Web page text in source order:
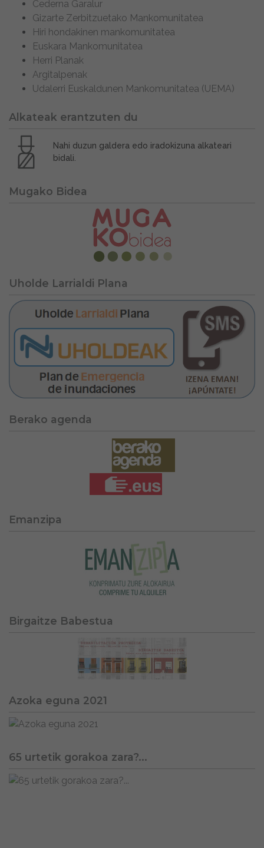
Cederna Garalur
Gizarte Zerbitzuetako Mankomunitatea
Hiri hondakinen mankomunitatea
Euskara Mankomunitatea
Herri Planak
Argitalpenak
Udalerri Euskaldunen Mankomunitatea (UEMA)
Alkateak erantzuten du
Nahi duzun galdera edo iradokizuna alkateari
bidali.
Mugako Bidea
Uholde Larrialdi Plana
Berako agenda
Emanzipa
Birgaitze Babestua
Azoka eguna 2021
65 urtetik gorakoa zara?...